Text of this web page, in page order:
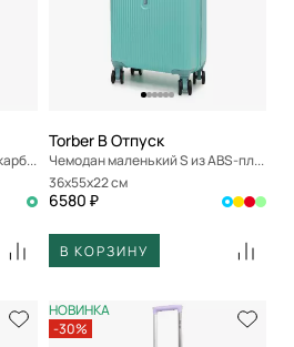
Чемодан средний M из поликарбоната
Torber В Отпуск
Чемодан маленький S из ABS-пластика
36x55x22 см
6580 ₽
В КОРЗИНУ
НОВИНКА
-30%